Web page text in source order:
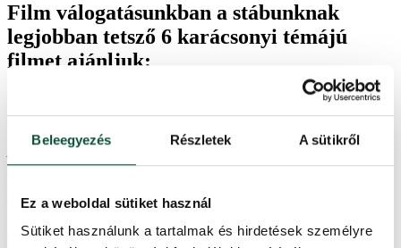
Beleegyezés Részletek A sütikről
Ez a weboldal sütiket használ
Sütiket használunk a tartalmak és hirdetések személyre
Film válogatásunkban a stábunknak
legjobban tetsző 6 karácsonyi témájú
filmet ajánljuk:
Amennyiben otthona vagy a cég nagyobb térrel rendelkezik és azt
szeretné, hogy az Ön karácsonyfája kitűnjön, akkor mindenképpen
a karácsonyfák a klasszikusoknál 15 – 20 cm-rel szélesebbek és
karácsonyfa sűrűbbnek és hatalmasabbnak tűnik, a számos 3D-s